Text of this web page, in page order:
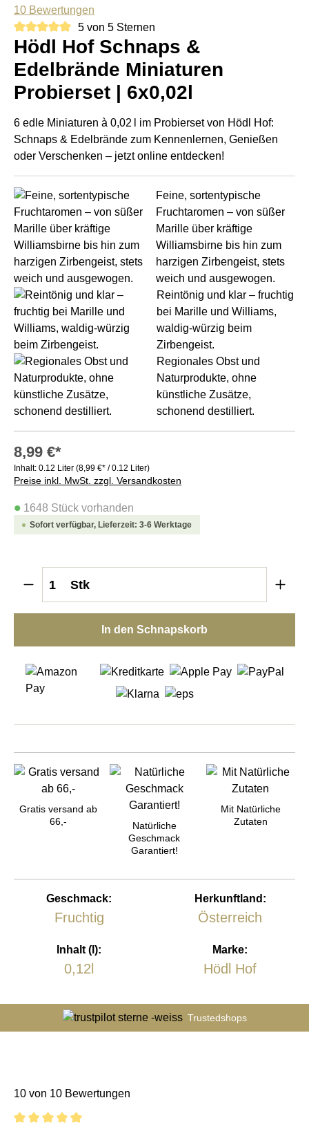
5 von 5 Sternen
10 Bewertungen
Hödl Hof Schnaps &
Edelbrände Miniaturen
Probierset | 6x0,02l
6 edle Miniaturen à 0,02 l im Probierset von Hödl Hof:
Schnaps & Edelbrände zum Kennenlernen, Genießen
oder Verschenken – jetzt online entdecken!
Feine, sortentypische
Fruchtaromen – von süßer
Marille über kräftige
Williamsbirne bis hin zum
harzigen Zirbengeist, stets
weich und ausgewogen.
Reintönig und klar – fruchtig
bei Marille und Williams,
waldig-würzig beim
Zirbengeist.
Regionales Obst und
Naturprodukte, ohne
künstliche Zusätze,
schonend destilliert.
8,99 €*
Inhalt: 0.12 Liter (8,99 €* / 0.12 Liter)
Preise inkl. MwSt. zzgl. Versandkosten
• 1648 Stück vorhanden
Sofort verfügbar, Lieferzeit: 3-6 Werktage
Produkt Anzahl: Gib den gewünschten
Stk
In den Schnapskorb
Gratis versand ab
66,-
Natürliche
Geschmack
Garantiert!
Mit Natürliche
Zutaten
Geschmack:
Fruchtig
Herkunftland:
Österreich
Inhalt (l):
0,12l
Marke:
Hödl Hof
Trustedshops
10 von 10 Bewertungen